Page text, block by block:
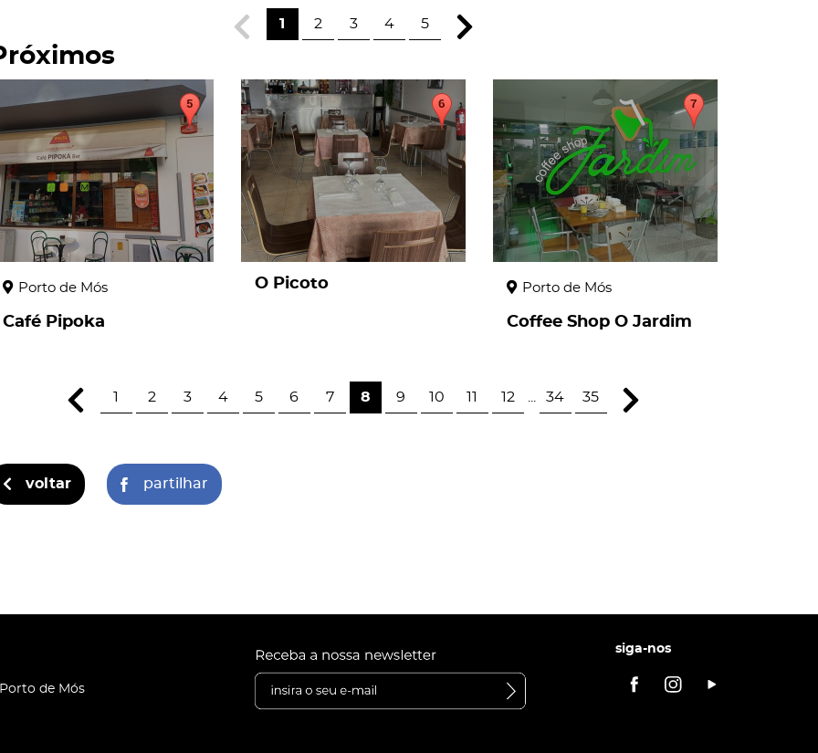
1 2 3 4 5
Porto de Mós
Café Pipoka
page
O Picoto Porto de Mós
Coffee Shop O Jardim
1 2 3 4 5 6 7 8 9 10 11 12 34 35
voltar partilhar
de Mós
siga-nos